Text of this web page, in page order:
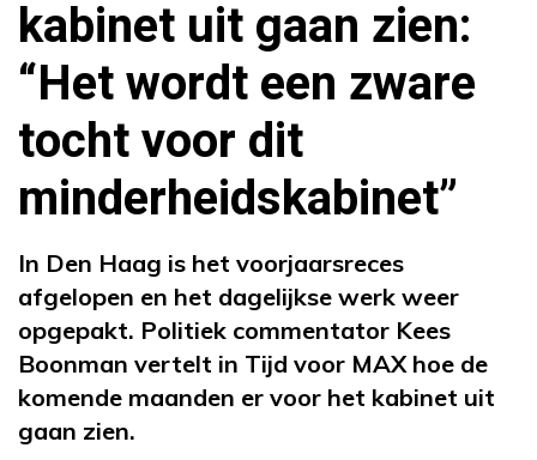
kabinet uit gaan zien:
“Het wordt een zware
tocht voor dit
minderheidskabinet”
In Den Haag is het voorjaarsreces
afgelopen en het dagelijkse werk weer
opgepakt. Politiek commentator Kees
Boonman vertelt in Tijd voor MAX hoe de
komende maanden er voor het kabinet uit
gaan zien.